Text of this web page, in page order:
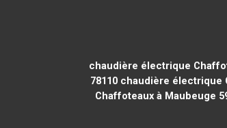
chaudière électrique
78110 chaudière électrique
Chaffoteaux à Maubeuge